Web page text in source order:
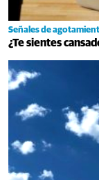
Señales de
¿Te sientes